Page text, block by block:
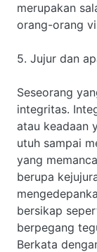
merupakan
orang-orang
5. Jujur dan
Seseorang
integritas.
atau keadaan
utuh sampai
yang
berupa
bersikap
berpegang
Berkata